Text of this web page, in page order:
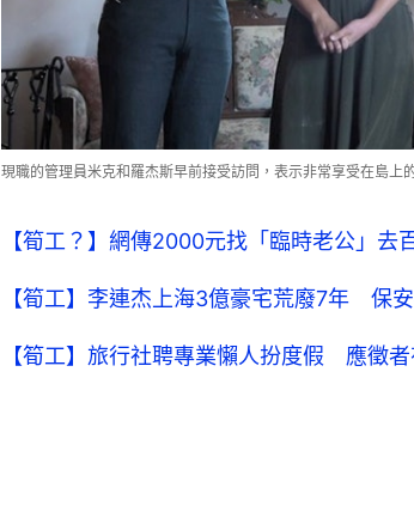
現職的管理員米克和羅杰斯早前接受訪問，表示非常享受在島上
【筍工？】網傳2000元找「臨時老公」
【筍工】李連杰上海3億豪宅荒廢7年 保
【筍工】旅行社聘專業懶人扮度假 應徵